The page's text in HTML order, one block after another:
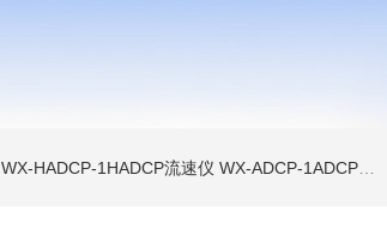
WX-HADCP-1HADCP流速仪 WX-ADCP-1ADCP流速仪